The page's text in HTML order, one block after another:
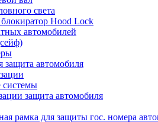
света
Hood Lock
автомобилей
защита автомобиля
системы
защита автомобиля
рамка для защиты гос. номера